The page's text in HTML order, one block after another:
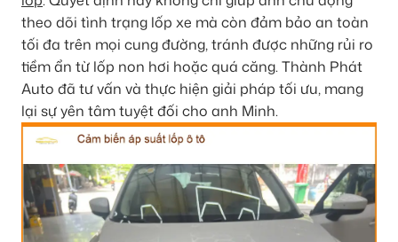
theo dõi tình trạng lốp xe mà còn đảm bảo an toàn
tối đa trên mọi cung đường, tránh được những rủi ro
tiềm ẩn từ lốp non hơi hoặc quá căng. Thành Phát
Auto đã tư vấn và thực hiện giải pháp tối ưu, mang
lại sự yên tâm tuyệt đối cho anh Minh.